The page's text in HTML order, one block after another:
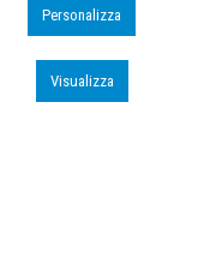
Personalizza
Visualizza